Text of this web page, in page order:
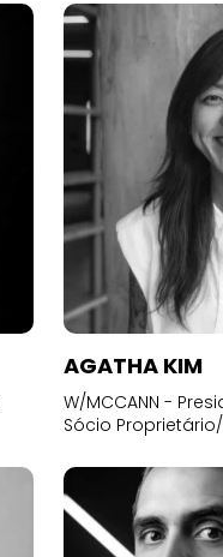
AGATHA KIM
W/MCCANN -
Sócio